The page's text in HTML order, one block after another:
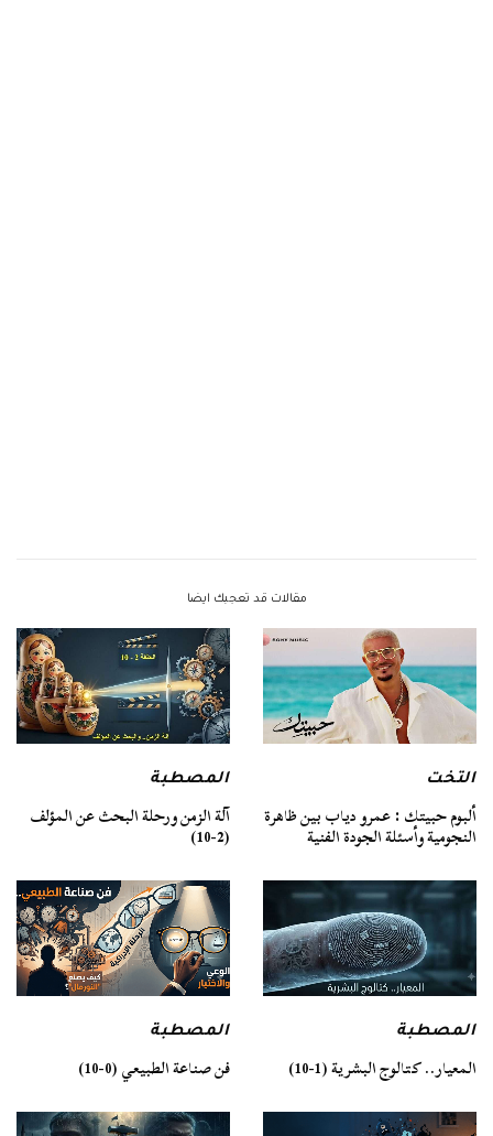
مقالات قد تعجبك ايضا
التخت
ألبوم حبيتك : عمرو دياب بين ظاهرة
النجومية وأسئلة الجودة الفنية
المصطبة
آلة الزمن ورحلة البحث عن المؤلف
(2-10)
المصطبة
المعيار.. كتالوج البشرية (1-10)
المصطبة
فن صناعة الطبيعي (0-10)